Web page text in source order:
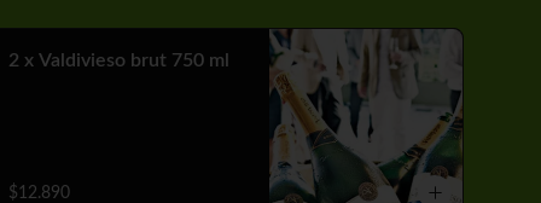
2 x Valdivieso brut 750 ml
$12.890